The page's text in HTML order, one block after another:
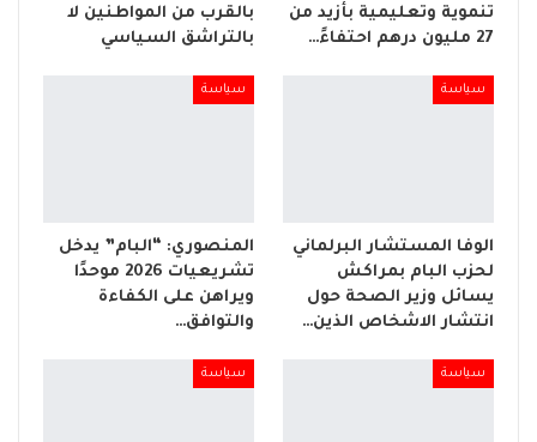
تنموية وتعليمية بأزيد من
27 مليون درهم احتفاءً…
بالقرب من المواطنين لا
بالتراشق السياسي
سياسة
الوفا المستشار البرلماني
لحزب البام بمراكش
يسائل وزير الصحة حول
انتشار الاشخاص الذين…
سياسة
المنصوري: “البام” يدخل
تشريعيات 2026 موحدًا
ويراهن على الكفاءة
والتوافق…
سياسة سياسة